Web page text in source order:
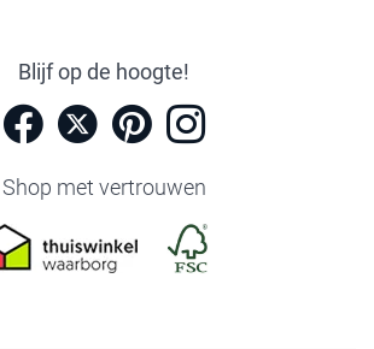
Blijf op de hoogte!
Shop met vertrouwen